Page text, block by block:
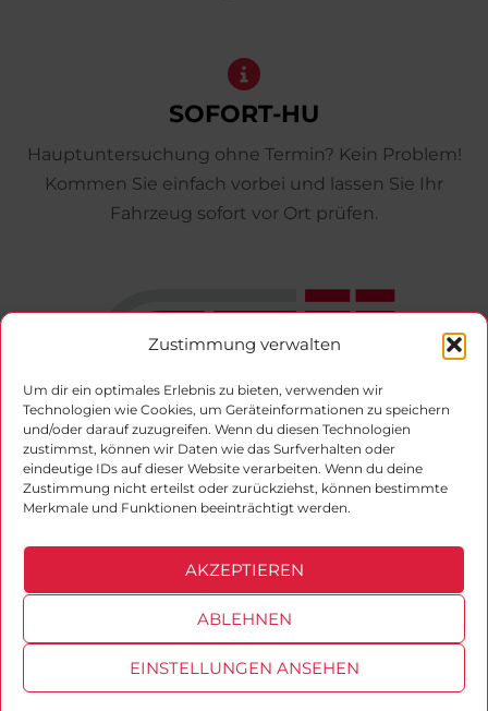
Zustimmung verwalten
Um dir ein optimales Erlebnis zu bieten, verwenden wir
Technologien wie Cookies, um Geräteinformationen zu speichern
und/oder darauf zuzugreifen. Wenn du diesen Technologien
zustimmst, können wir Daten wie das Surfverhalten oder
eindeutige IDs auf dieser Website verarbeiten. Wenn du deine
Zustimmung nicht erteilst oder zurückziehst, können bestimmte
Merkmale und Funktionen beeinträchtigt werden.
AKZEPTIEREN
ABLEHNEN
EINSTELLUNGEN ANSEHEN
SOFORT-HU
Hauptuntersuchung ohne Termin? Kein Problem!
Kommen Sie einfach vorbei und lassen Sie Ihr
Fahrzeug sofort vor Ort prüfen.
Offizieller Vertragspartner der Gesellschaft für
technische Überwachung (GTÜ)
Facebook
Instagram
Copyright © 2026 Ingenieurbüro von Eberstein. Alle Rechte